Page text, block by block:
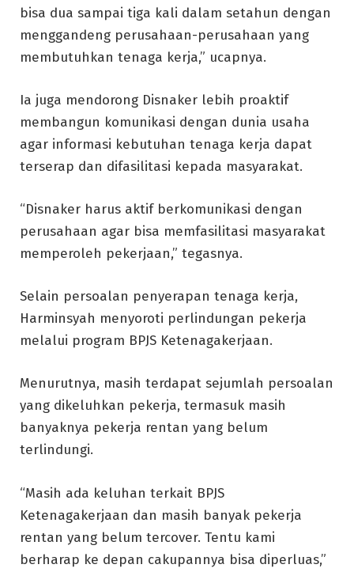
bisa dua sampai tiga kali dalam setahun dengan
menggandeng perusahaan-perusahaan yang
membutuhkan tenaga kerja,” ucapnya.
Ia juga mendorong Disnaker lebih proaktif
membangun komunikasi dengan dunia usaha
agar informasi kebutuhan tenaga kerja dapat
terserap dan difasilitasi kepada masyarakat.
“Disnaker harus aktif berkomunikasi dengan
perusahaan agar bisa memfasilitasi masyarakat
memperoleh pekerjaan,” tegasnya.
Selain persoalan penyerapan tenaga kerja,
Harminsyah menyoroti perlindungan pekerja
melalui program BPJS Ketenagakerjaan.
Menurutnya, masih terdapat sejumlah persoalan
yang dikeluhkan pekerja, termasuk masih
banyaknya pekerja rentan yang belum
terlindungi.
“Masih ada keluhan terkait BPJS
Ketenagakerjaan dan masih banyak pekerja
rentan yang belum tercover. Tentu kami
berharap ke depan cakupannya bisa diperluas,”